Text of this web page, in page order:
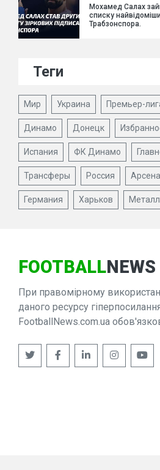
Мохамед Салах
списку
Трабзонспора.
Теги
Мир Украина Премьер-
Динамо Донецк
Испания ФК Динамо
Трансферы Россия
Германия Харьков
FOOTBALLNEWS
При правомірному
даного ресурсу
FootballNews.com.ua